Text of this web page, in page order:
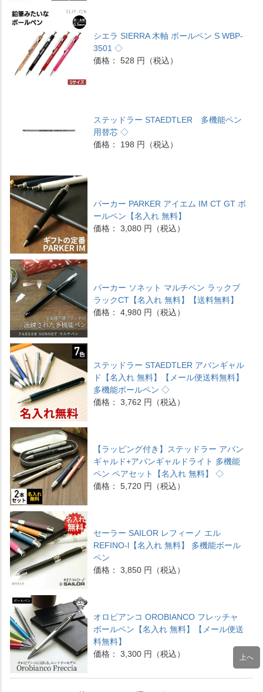
シエラ SIERRA 木軸 ボールペン S WBP-
3501 ◇
価格： 528 円（税込）
ステッドラー STAEDTLER 多機能ペン
用替芯 ◇
価格： 198 円（税込）
パーカー PARKER アイエム IM CT GT ボ
ールペン【名入れ 無料】
価格： 3,080 円（税込）
パーカー ソネット マルチペン ラックブ
ラックCT【名入れ 無料】【送料無料】
価格： 4,980 円（税込）
ステッドラー STAEDTLER アバンギャル
ド【名入れ 無料】【メール便送料無料】
多機能ボールペン ◇
価格： 3,762 円（税込）
【ラッピング付き】ステッドラー アバン
ギャルド+アバンギャルドライト 多機能
ペン ペアセット【名入れ 無料】 ◇
価格： 5,720 円（税込）
セーラー SAILOR レフィーノ エル
REFINO-l【名入れ 無料】 多機能ボール
ペン
価格： 3,850 円（税込）
オロビアンコ OROBIANCO フレッチャ
ボールペン【名入れ 無料】【メール便送
料無料】
価格： 3,300 円（税込）